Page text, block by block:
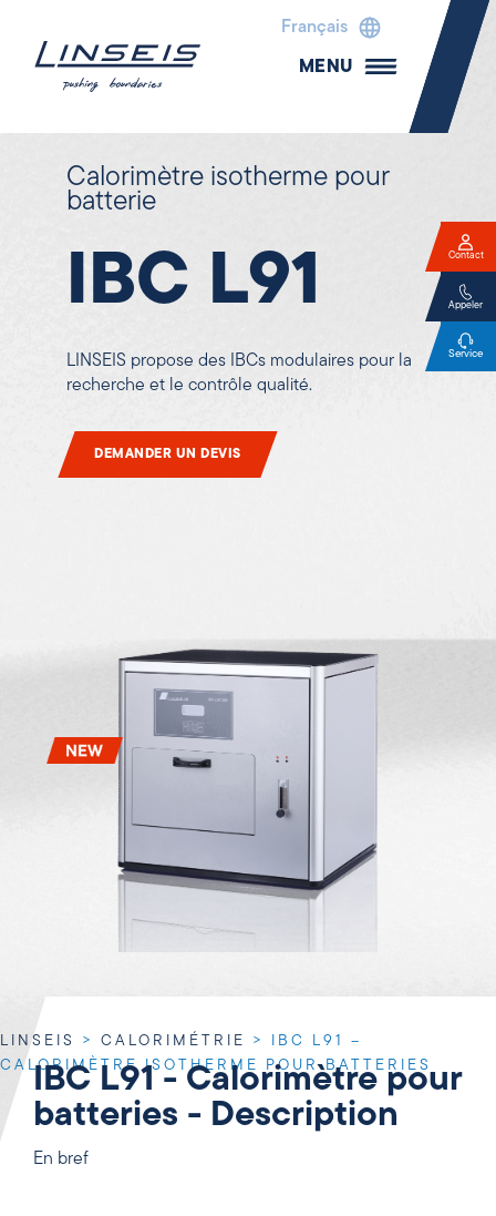
Français
MENU
Calorimètre isotherme pour
batterie
IBC L91
LINSEIS propose des IBCs modulaires pour la
recherche et le contrôle qualité.
DEMANDER UN DEVIS
LINSEIS > CALORIMÉTRIE >
IBC L91 –
CALORIMÈTRE ISOTHERME POUR BATTERIES
IBC L91 - Calorimètre pour
batteries - Description
En bref
Contact
Appeler
Service